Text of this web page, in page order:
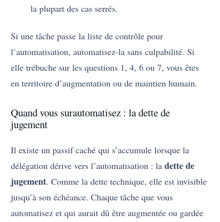
la plupart des cas serrés.
Si une tâche passe la liste de contrôle pour
l’automatisation, automatisez-la sans culpabilité. Si
elle trébuche sur les questions 1, 4, 6 ou 7, vous êtes
en territoire d’augmentation ou de maintien humain.
Quand vous surautomatisez : la dette de
jugement
Il existe un passif caché qui s’accumule lorsque la
délégation dérive vers l’automatisation : ladette de
jugement. Comme la dette technique, elle est invisible
jusqu’à son échéance. Chaque tâche que vous
automatisez et qui aurait dû être augmentée ou gardée